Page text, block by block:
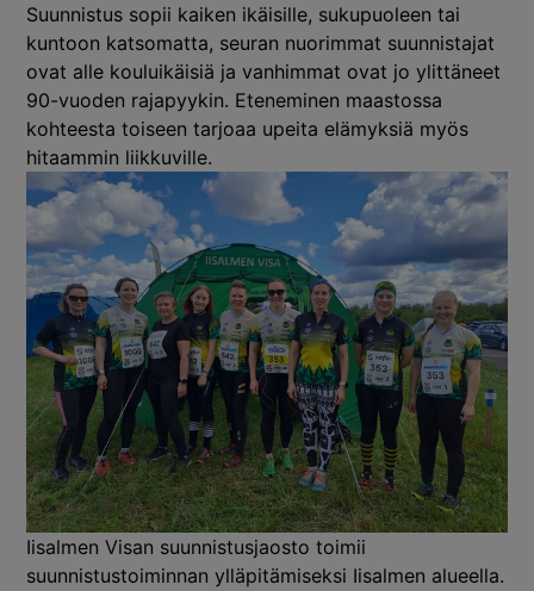
Suunnistus sopii kaiken ikäisille, sukupuoleen tai
kuntoon katsomatta, seuran nuorimmat suunnistajat
ovat alle kouluikäisiä ja vanhimmat ovat jo ylittäneet
90-vuoden rajapyykin. Eteneminen maastossa
kohteesta toiseen tarjoaa upeita elämyksiä myös
hitaammin liikkuville.
Iisalmen Visan suunnistusjaosto toimii
suunnistustoiminnan ylläpitämiseksi Iisalmen alueella.